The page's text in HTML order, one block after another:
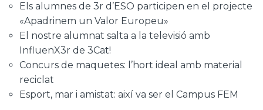
Els alumnes de 3r d’ESO participen en el projecte
«Apadrinem un Valor Europeu»
El nostre alumnat salta a la televisió amb
InfluenX3r de 3Cat!
Concurs de maquetes: l’hort ideal amb material
reciclat
Esport, mar i amistat: així va ser el Campus FEM